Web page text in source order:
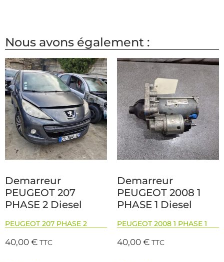
Nous avons également :
Demarreur
PEUGEOT 207
PHASE 2 Diesel
PEUGEOT 207 PHASE 2
40,00€ TTC
Demarreur
PEUGEOT 2008 1
PHASE 1 Diesel
PEUGEOT 2008 1 PHASE 1
40,00€ TTC